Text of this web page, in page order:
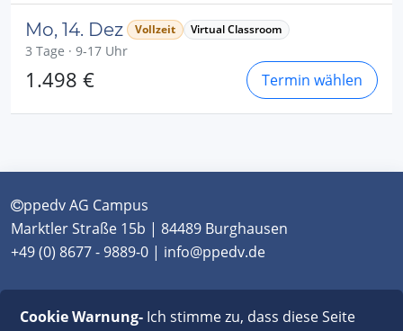
Mo, 14. Dez Vollzeit Virtual Classroom
3 Tage · 9-17 Uhr
1.498 € Termin wählen
ppedv AG Campus
Marktler Straße 15b | 84489 Burghausen
+49 (0) 8677 - 9889-0 | info@ppedv.de
Cookie Warnung-Ich stimme zu, dass diese Seite